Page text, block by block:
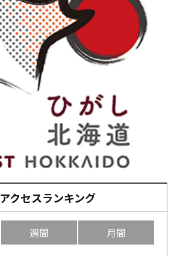
アクセスランキング
週間 月間